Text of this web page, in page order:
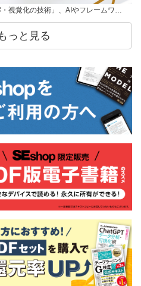
視覚化の技術」、AIやフレームワ…
っと見る